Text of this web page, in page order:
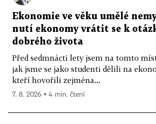
Ekonomie ve věku umělé
nutí ekonomy vrátit se k
dobrého života
Před sedmnácti lety jsem na tomto
jak jsme se jako studenti dělili na
kteří hovořili zejména...
7. 8. 2026 ▪ 4 min. čtení